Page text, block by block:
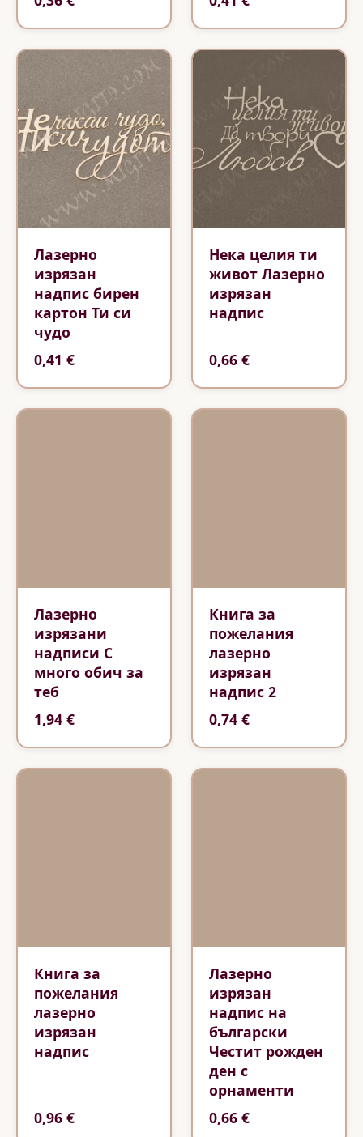
Лазерно
изрязан
надпис бирен
картон Ти си
чудо
0,41 €
Нека целия ти
живот Лазерно
изрязан
надпис
0,66 €
Лазерно
изрязани
надписи С
много обич за
теб
1,94 €
Книга за
пожелания
лазерно
изрязан
надпис 2
0,74 €
Книга за
пожелания
лазерно
изрязан
надпис
0,96 €
Лазерно
изрязан
надпис на
български
Честит рожден
ден с
орнаменти
0,66 €